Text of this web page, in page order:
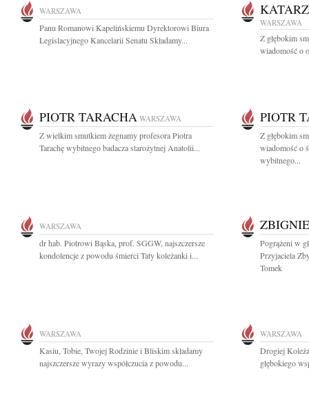
WARSZAWA
Panu Romanowi Kapelińskiemu Dyrektorowi Biura
Legislacyjnego Kancelarii Senatu Składamy...
WARSZAWA
Z głębokim
wiadomość o
PIOTR TARACHA WARSZAWA
Z wielkim smutkiem żegnamy profesora Piotra
Tarachę wybitnego badacza starożytnej Anatolii...
PIOTR
Z głębokim
wiadomość o
wybitnego...
WARSZAWA
dr hab. Piotrowi Bąska, prof. SGGW, najszczersze
kondolencje z powodu śmierci Taty koleżanki i...
Pogrążeni w
Przyjaciela
Tomek
WARSZAWA
Kasiu, Tobie, Twojej Rodzinie i Bliskim składamy
najszczersze wyrazy współczucia z powodu...
WARSZAWA
Drogiej
głębokiego